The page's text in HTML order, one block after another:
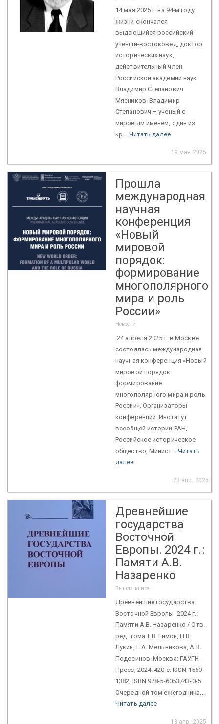
14 мая 2025 г. на 94-м году
жизни скончался
выдающийся российский
ученый-востоковед, доктор
исторических наук,
действительный член
Российской академии наук
Владимир Степанович
Мясников. Владимир
Степанович – ученый с
мировым именем, один из
кр... Читать далее
19 мая 2025
Прошла
международная
научная
конференция
«Новый
мировой
порядок:
формирование
многополярного
мира и роль
России»
Новости
24 апреля 2025 г. в Москве
состоялась международная
научная конференция «Новый
мировой порядок:
формирование
многополярного мира и роль
России». Организаторы
конференции: Институт
всеобщей истории РАН,
Российское историческое
общество, Минист... Читать
далее
23 апр. 2025
Древнейшие
государства
Восточной
Европы. 2024 г.:
Памяти А.В.
Назаренко
Вышла книга
Древнейшие государства
Восточной Европы. 2024 г.:
Памяти А.В. Назаренко / Отв.
ред. тома Т.В. Гимон, П.В.
Лукин, Е.А. Мельникова, А.В.
Подосинов. Москва: ГАУГН-
Пресс, 2024. 420 с. ISSN 1560-
1382, ISBN 978-5-6053743-0-5
Очередной том ежегодника...
Читать далее
18 апр. 2025